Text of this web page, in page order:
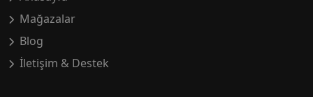
Mağazalar
Blog
İletişim & Destek